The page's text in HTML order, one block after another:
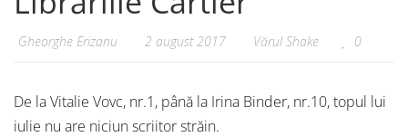
Gheorghe Erizanu 2 august 2017 Vărul Shake 0
De la Vitalie Vovc, nr.1, până la Irina Binder, nr.10, topul lui
iulie nu are niciun scriitor străin.